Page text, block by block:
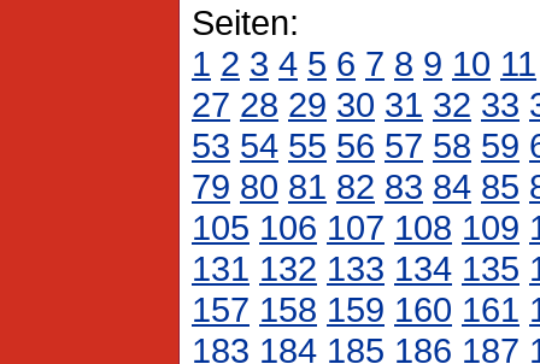
Seiten:
1 2 3 4 5 6 7 8 9 10 11
27 28 29 30 31 32 33
53 54 55 56 57 58 59
79 80 81 82 83 84 85
105 106 107 108 109
131 132 133 134 135
157 158 159 160 161
183 184 185 186 187